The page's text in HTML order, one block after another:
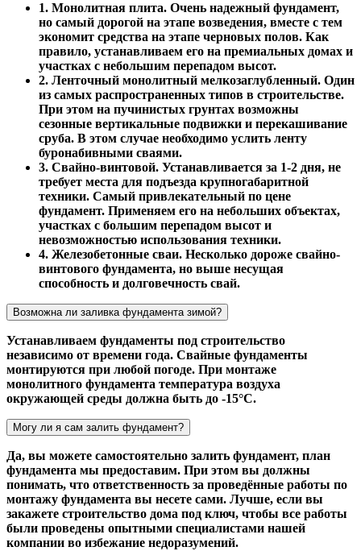
1. Монолитная плита. Очень надежный фундамент,
но самый дорогой на этапе возведения, вместе с тем
экономит средства на этапе черновых полов. Как
правило, устанавливаем его на премиальных домах и
участках с небольшим перепадом высот.
2. Ленточный монолитный мелкозаглубленный. Один
из самых распространенных типов в строительстве.
При этом на пучинистых грунтах возможны
сезонные вертикальные подвижки и перекашивание
сруба. В этом случае необходимо услить ленту
буронабивными сваями.
3. Свайно-винтовой. Устанавливается за 1-2 дня, не
требует места для подъезда крупногабаритной
техники. Самый привлекательный по цене
фундамент. Применяем его на небольших объектах,
участках с большим перепадом высот и
невозможностью использования техники.
4. Железобетонные сваи. Несколько дороже свайно-
винтового фундамента, но выше несущая
способность и долговечность свай.
Возможна ли заливка фундамента зимой?
Устанавливаем фундаменты под строительство
независимо от времени года. Свайные фундаменты
монтируются при любой погоде. При монтаже
монолитного фундамента температура воздуха
окружающей среды должна быть до -15°С.
Могу ли я сам залить фундамент?
Да, вы можете самостоятельно залить фундамент, план
фундамента мы предоставим. При этом вы должны
понимать, что ответственность за проведённые работы по
монтажу фундамента вы несете сами. Лучше, если вы
закажете строительство дома под ключ, чтобы все работы
были проведены опытными специалистами нашей
компании во избежание недоразумений.